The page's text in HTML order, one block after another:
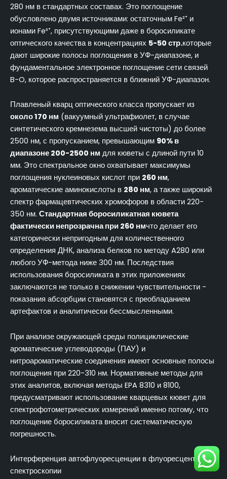
280 нм в стандартных составах. Это поглощение
обусловлено двумя источниками: остаточным Fe²⁺ и
ионами Fe³⁺, присутствующими даже в боросиликате
оптического качества в концентрациях 5-50 стр.которые
дают широкие полосы поглощения в УФ-диапазоне, и
фундаментальное электронное поглощение сети связей
B-O, которое распространяется в ближний УФ-диапазон.
Плавленый кварц оптического класса пропускает из
около 170 нм (вакуумный ультрафиолет, в случае
синтетического кремнезема высшей чистоты) до более
2500 нм, с пропусканием, превышающим 90% в
диапазоне 200-2500 нм для кюветы с длиной пути 10
мм. Это спектральное окно охватывает максимумы
поглощения нуклеиновых кислот при 260 нм,
ароматические аминокислоты в 280 нм, а также широкий
спектр фармацевтических хромофоров в области 220-
350 нм. Стандартная боросиликатная кювета
фактически непрозрачна при 260 нмчто делает его
категорически непригодным для количественного
определения ДНК, анализа белков по методу A280 или
любого УФ-метода ниже 300 нм. Последствия
использования боросиликата в этих приложениях
заключаются не только в снижении чувствительности -
показания абсорбции становятся с преобладанием
артефактов и аналитически бессмысленными.
При анализе окружающей среды полициклические
ароматические углеводороды (ПАУ) и
нитроароматические соединения имеют основные полосы
поглощения при 220-310 нм. Нормативные методы для
этих аналитов, включая методы EPA 8310 и 8100,
предусматривают использование кварцевых кювет для
спектрофотометрических измерений именно потому, что
поглощение боросиликата вносит систематическую
погрешность.
Интерференция автофлуоресценции в флуоресцентной
спектроскопии